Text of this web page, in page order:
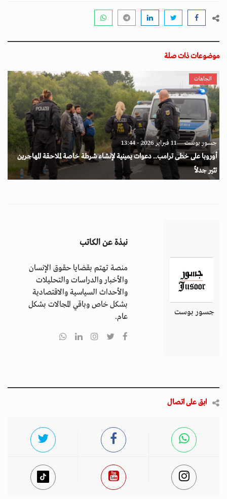
موضوعات ذات صلة
اتجاهات
جسور بوست 11 فبراير 2026 - 13:44
أوروبا على خطى ترامب.. دعوات يمينية لإنشاء شرطة خاصة لملاحقة المهاجرين
تثير جدلاً
جسور بوست
نبذة عن الكاتب
منصة تهتم بقضايا حقوق الإنسان
والأخبار والدراسات والتحليلات
والأحداث السياسية والاقتصادية
بشكل خاص وباقي المجالات بشكل
عام.
ابق على اتصال